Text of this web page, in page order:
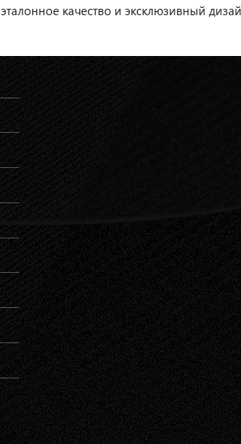
эталонное качество и эксклюзивный